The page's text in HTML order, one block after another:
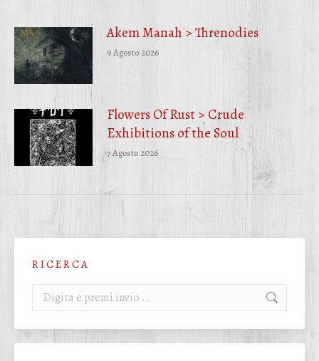
Akem Manah > Threnodies
9 Agosto 2026
Flowers Of Rust > Crude
Exhibitions of the Soul
7 Agosto 2026
R I C E R C A
Cerca: